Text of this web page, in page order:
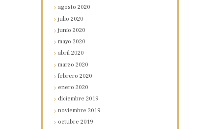
agosto2020
julio2020
junio2020
mayo2020
abril2020
marzo2020
febrero2020
enero2020
diciembre2019
noviembre2019
octubre2019